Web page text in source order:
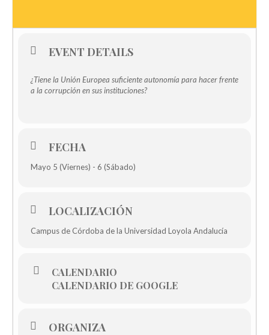
EVENT DETAILS
¿Tiene la Unión Europea suficiente autonomía para hacer frente
a la corrupción en sus instituciones?
FECHA
Mayo 5 (Viernes) - 6 (Sábado)
LOCALIZACIÓN
Campus de Córdoba de la Universidad Loyola Andalucía
CALENDARIO
CALENDARIO DE GOOGLE
ORGANIZA